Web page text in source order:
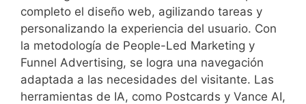
completo el diseño web, agilizando tareas y
personalizando la experiencia del usuario. Con
la metodología de People-Led Marketing y
Funnel Advertising, se logra una navegación
adaptada a las necesidades del visitante. Las
herramientas de IA, como Postcards y Vance AI,